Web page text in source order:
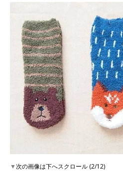
▼次の画像は下へスクロール (2/12)